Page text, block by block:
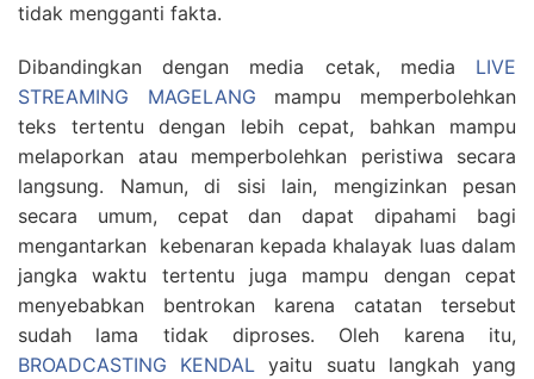
tidak mengganti fakta.
Dibandingkan dengan media cetak, media LIVE
STREAMING MAGELANG mampu memperbolehkan
teks tertentu dengan lebih cepat, bahkan mampu
melaporkan atau memperbolehkan peristiwa secara
langsung. Namun, di sisi lain, mengizinkan pesan
secara umum, cepat dan dapat dipahami bagi
mengantarkan kebenaran kepada khalayak luas dalam
jangka waktu tertentu juga mampu dengan cepat
menyebabkan bentrokan karena catatan tersebut
sudah lama tidak diproses. Oleh karena itu,
BROADCASTING KENDAL yaitu suatu langkah yang